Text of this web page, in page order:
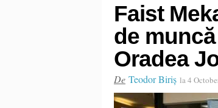
Faist
de
Oradea
De Teodor Biriș la 4